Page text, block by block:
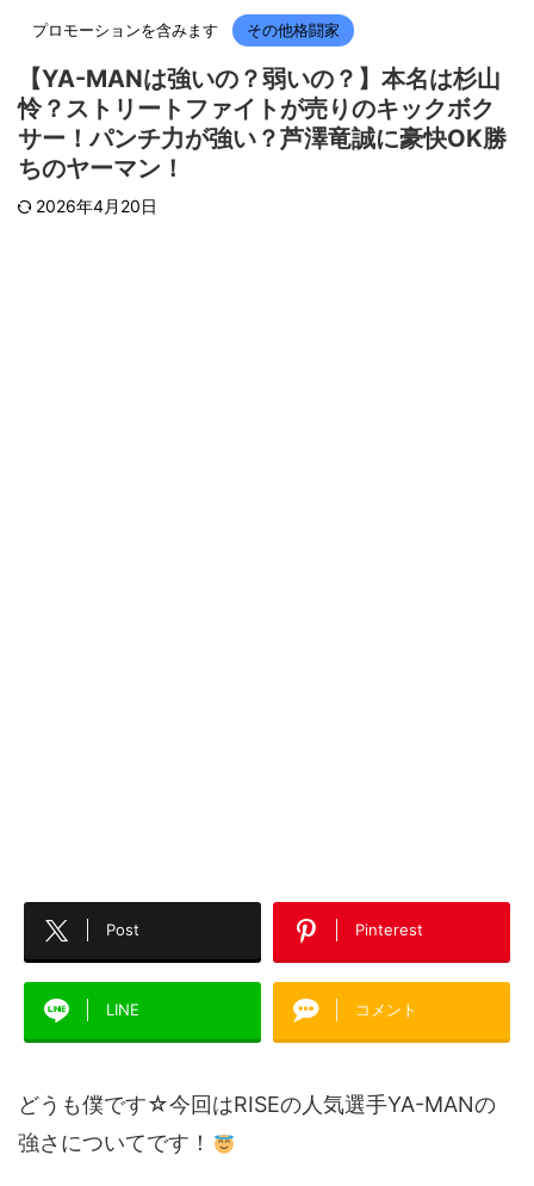
プロモーションを含みます その他格闘家
【YA-MANは強いの？弱いの？】本名は杉山
怜？ストリートファイトが売りのキックボク
サー！パンチ力が強い？芦澤竜誠に豪快OK勝
ちのヤーマン！
2026年4月20日
Post Pinterest
LINE コメント
どうも僕です☆今回はRISEの人気選手YA-MANの
強さについてです！